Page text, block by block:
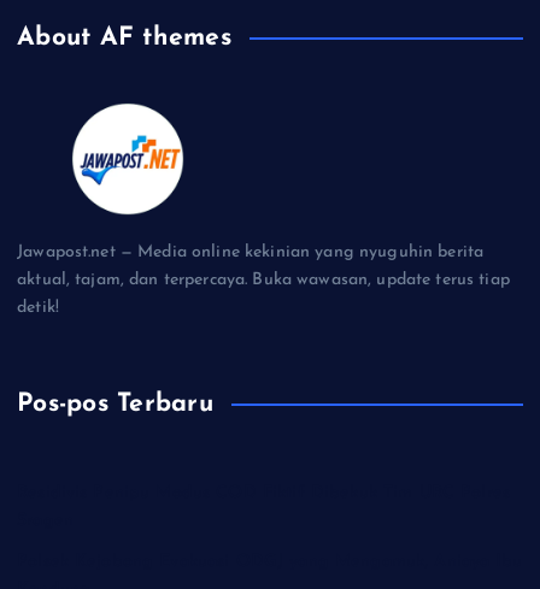
About AF themes
Jawapost.net — Media online kekinian yang nyuguhin berita
aktual, tajam, dan terpercaya. Buka wawasan, update terus tiap
detik!
Pos-pos Terbaru